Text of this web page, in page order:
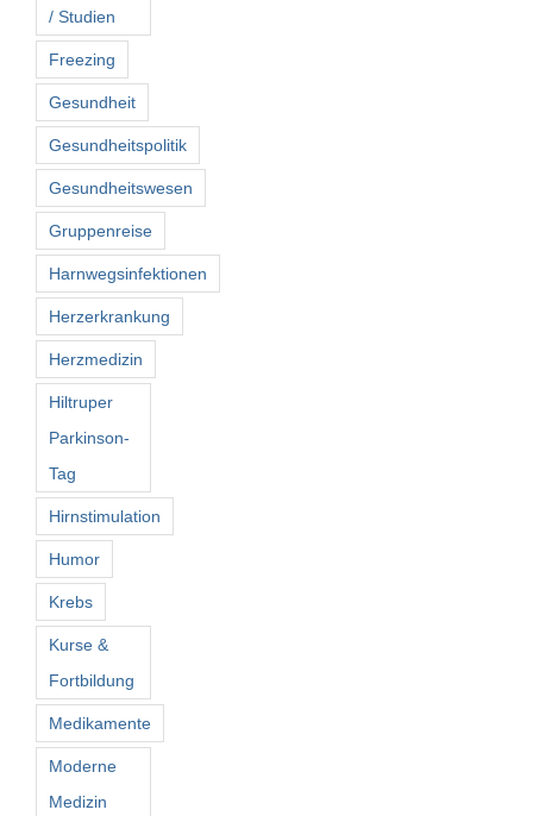
/ Studien
Freezing
Gesundheit
Gesundheitspolitik
Gesundheitswesen
Gruppenreise
Harnwegsinfektionen
Herzerkrankung
Herzmedizin
Hiltruper
Parkinson-
Tag
Hirnstimulation
Humor
Krebs
Kurse &
Fortbildung
Medikamente
Moderne
Medizin